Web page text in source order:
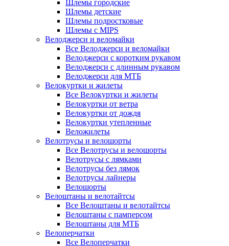
Шлемы городские
Шлемы детские
Шлемы подростковые
Шлемы с MIPS
Велоджерси и веломайки
Все Велоджерси и веломайки
Велоджерси с коротким рукавом
Велоджерси с длинным рукавом
Велоджерси для МТБ
Велокуртки и жилеты
Все Велокуртки и жилеты
Велокуртки от ветра
Велокуртки от дождя
Велокуртки утепленные
Веложилеты
Велотрусы и велошорты
Все Велотрусы и велошорты
Велотрусы с лямками
Велотрусы без лямок
Велотрусы лайнеры
Велошорты
Велоштаны и велотайтсы
Все Велоштаны и велотайтсы
Велоштаны с памперсом
Велоштаны для МТБ
Велоперчатки
Все Велоперчатки